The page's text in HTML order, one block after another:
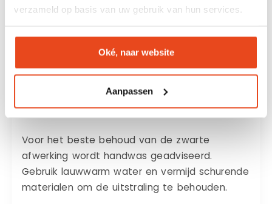
verzameld op basis van uw gebruik van hun services.
Oké, naar website
Aanpassen
Gebruik een programma tot maximaal
Kies een mild reinigingsmiddel
Plaats de lepels los van elkaar in het
bestekmandje
Droog de lepels direct na het wassen
Voor het beste behoud van de zwarte
afwerking wordt handwas geadviseerd.
Gebruik lauwwarm water en vermijd schurende
materialen om de uitstraling te behouden.